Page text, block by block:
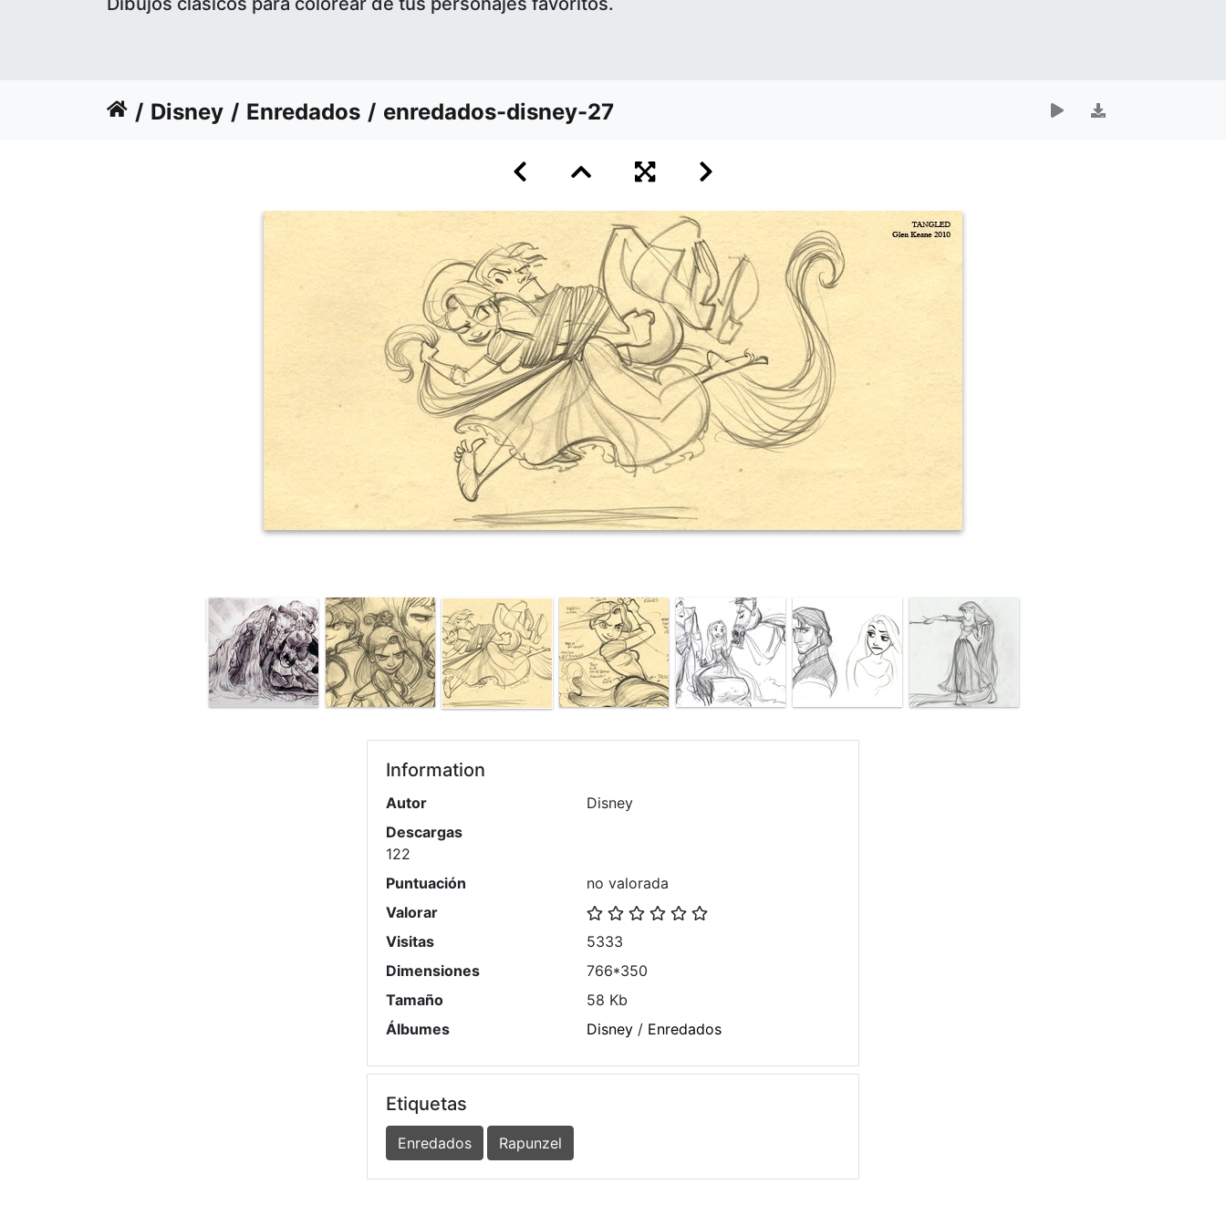
Disney Enredados enredados-disney-27
Information
Autor
Disney
Descargas
122
Puntuación
no valorada
Valorar
Visitas
5333
Dimensiones
766*350
Tamaño
58 Kb
Álbumes
Disney / Enredados
Etiquetas
Enredados Rapunzel